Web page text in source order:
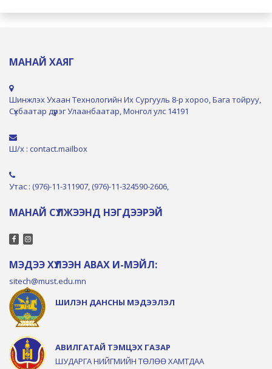
МАНАЙ ХАЯГ
Шинжлэх Ухаан Технологийн Их Сургууль 8-р хороо, Бага тойруу,
Сүхбаатар дүүрэг Улаанбаатар, Монгол улс 14191
Ш/х : contact.mailbox
Утас : (976)-11-311907, (976)-11-324590-2606,
МАНАЙ СҮЛЖЭЭНД НЭГДЭЭРЭЙ
МЭДЭЭ ХҮЛЭЭН АВАХ И-МЭЙЛ:
sitech@must.edu.mn
ШИЛЭН ДАНСНЫ МЭДЭЭЛЭЛ
АВИЛГАТАЙ ТЭМЦЭХ ГАЗАР
ШУДАРГА НИЙГМИЙН ТӨЛӨӨ ХАМТДАА